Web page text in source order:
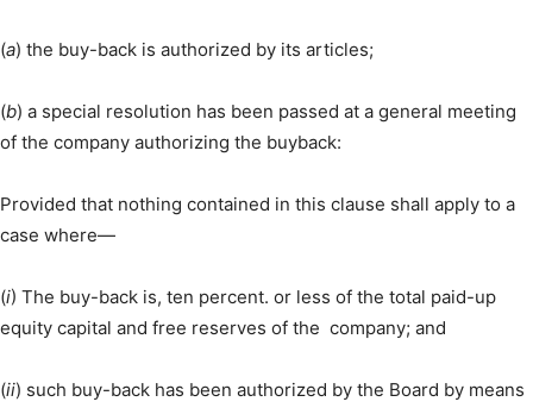
(a) the buy-back is authorized by its articles;
(b) a special resolution has been passed at a general meeting
of the company authorizing the buyback:
Provided that nothing contained in this clause shall apply to a
case where—
(i) The buy-back is, ten percent. or less of the total paid-up
equity capital and free reserves of the company; and
(ii) such buy-back has been authorized by the Board by means